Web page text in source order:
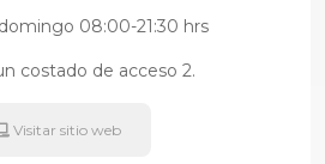
08:00-21:30 hrs
costado de acceso 2.
Visitar sitio web